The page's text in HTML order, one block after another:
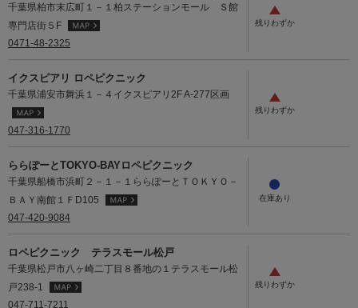
千葉県柏市末広町１－１柏ステーションモール Ｓ館
専門店街５F
0471-48-2325
イクスピアリ ロペピクニック
千葉県浦安市舞浜１－４イクスピアリ2F A-277区画
047-316-1770
ららぽーとTOKYO-BAYロペピクニック
千葉県船橋市浜町２－１－１ららぽーとＴＯＫＹＯ－
ＢＡＹ南館１ＦD105
047-420-9084
ロペピクニック テラスモール松戸
千葉県松戸市八ヶ崎二丁目８番地の１テラスモール松
戸238-1
047-711-7211